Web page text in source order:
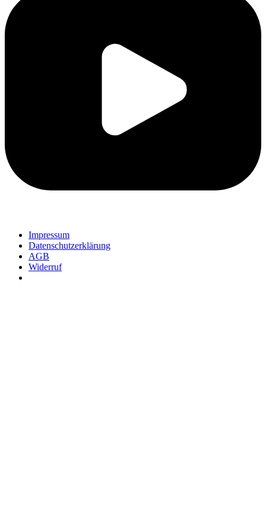
Impressum
Datenschutzerklärung
AGB
Widerruf